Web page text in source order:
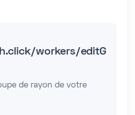
workers/editG
de rayon de votre